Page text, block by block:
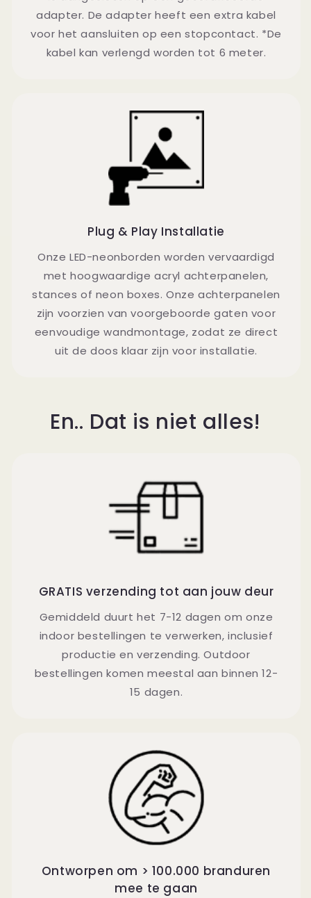
adapter. De adapter heeft een extra kabel
voor het aansluiten op een stopcontact. *De
kabel kan verlengd worden tot 6 meter.
Plug & Play Installatie
Onze LED-neonborden worden vervaardigd
met hoogwaardige acryl achterpanelen,
stances of neon boxes. Onze achterpanelen
zijn voorzien van voorgeboorde gaten voor
eenvoudige wandmontage, zodat ze direct
uit de doos klaar zijn voor installatie.
En.. Dat is niet alles!
GRATIS verzending tot aan jouw deur
Gemiddeld duurt het 7-12 dagen om onze
indoor bestellingen te verwerken, inclusief
productie en verzending. Outdoor
bestellingen komen meestal aan binnen 12-
15 dagen.
Ontworpen om > 100.000 branduren
mee te gaan